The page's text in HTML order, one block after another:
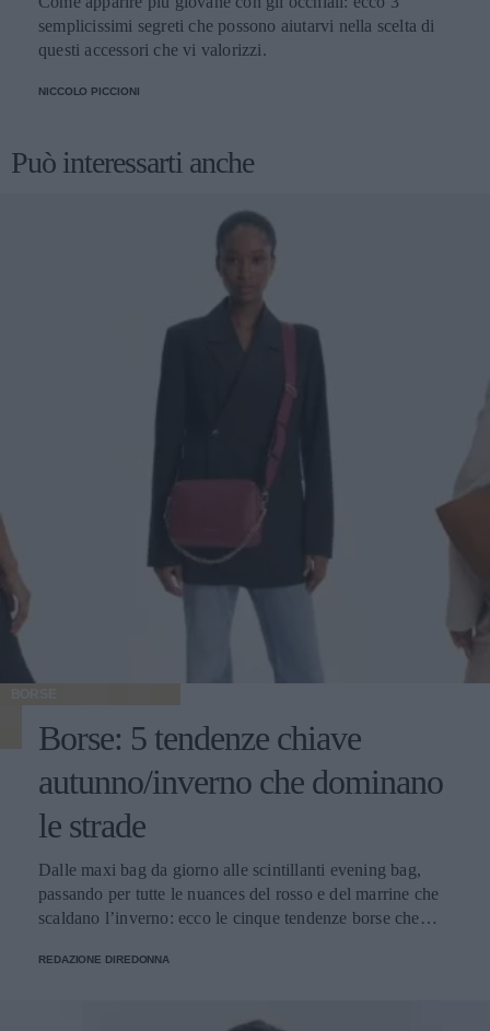
semplicissimi segreti che possono aiutarvi nella scelta di
questi accessori che vi valorizzi.
NICCOLO PICCIONI
Può interessarti anche
BORSE
Borse: 5 tendenze chiave
autunno/inverno che dominano
le strade
Dalle maxi bag da giorno alle scintillanti evening bag,
passando per tutte le nuances del rosso e del marrine che
scaldano l’inverno: ecco le cinque tendenze borse che
REDAZIONE DIREDONNA